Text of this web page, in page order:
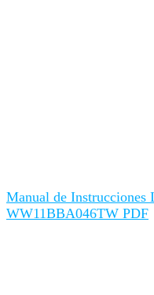
Manual de Instrucciones
WW11BBA046TW PDF